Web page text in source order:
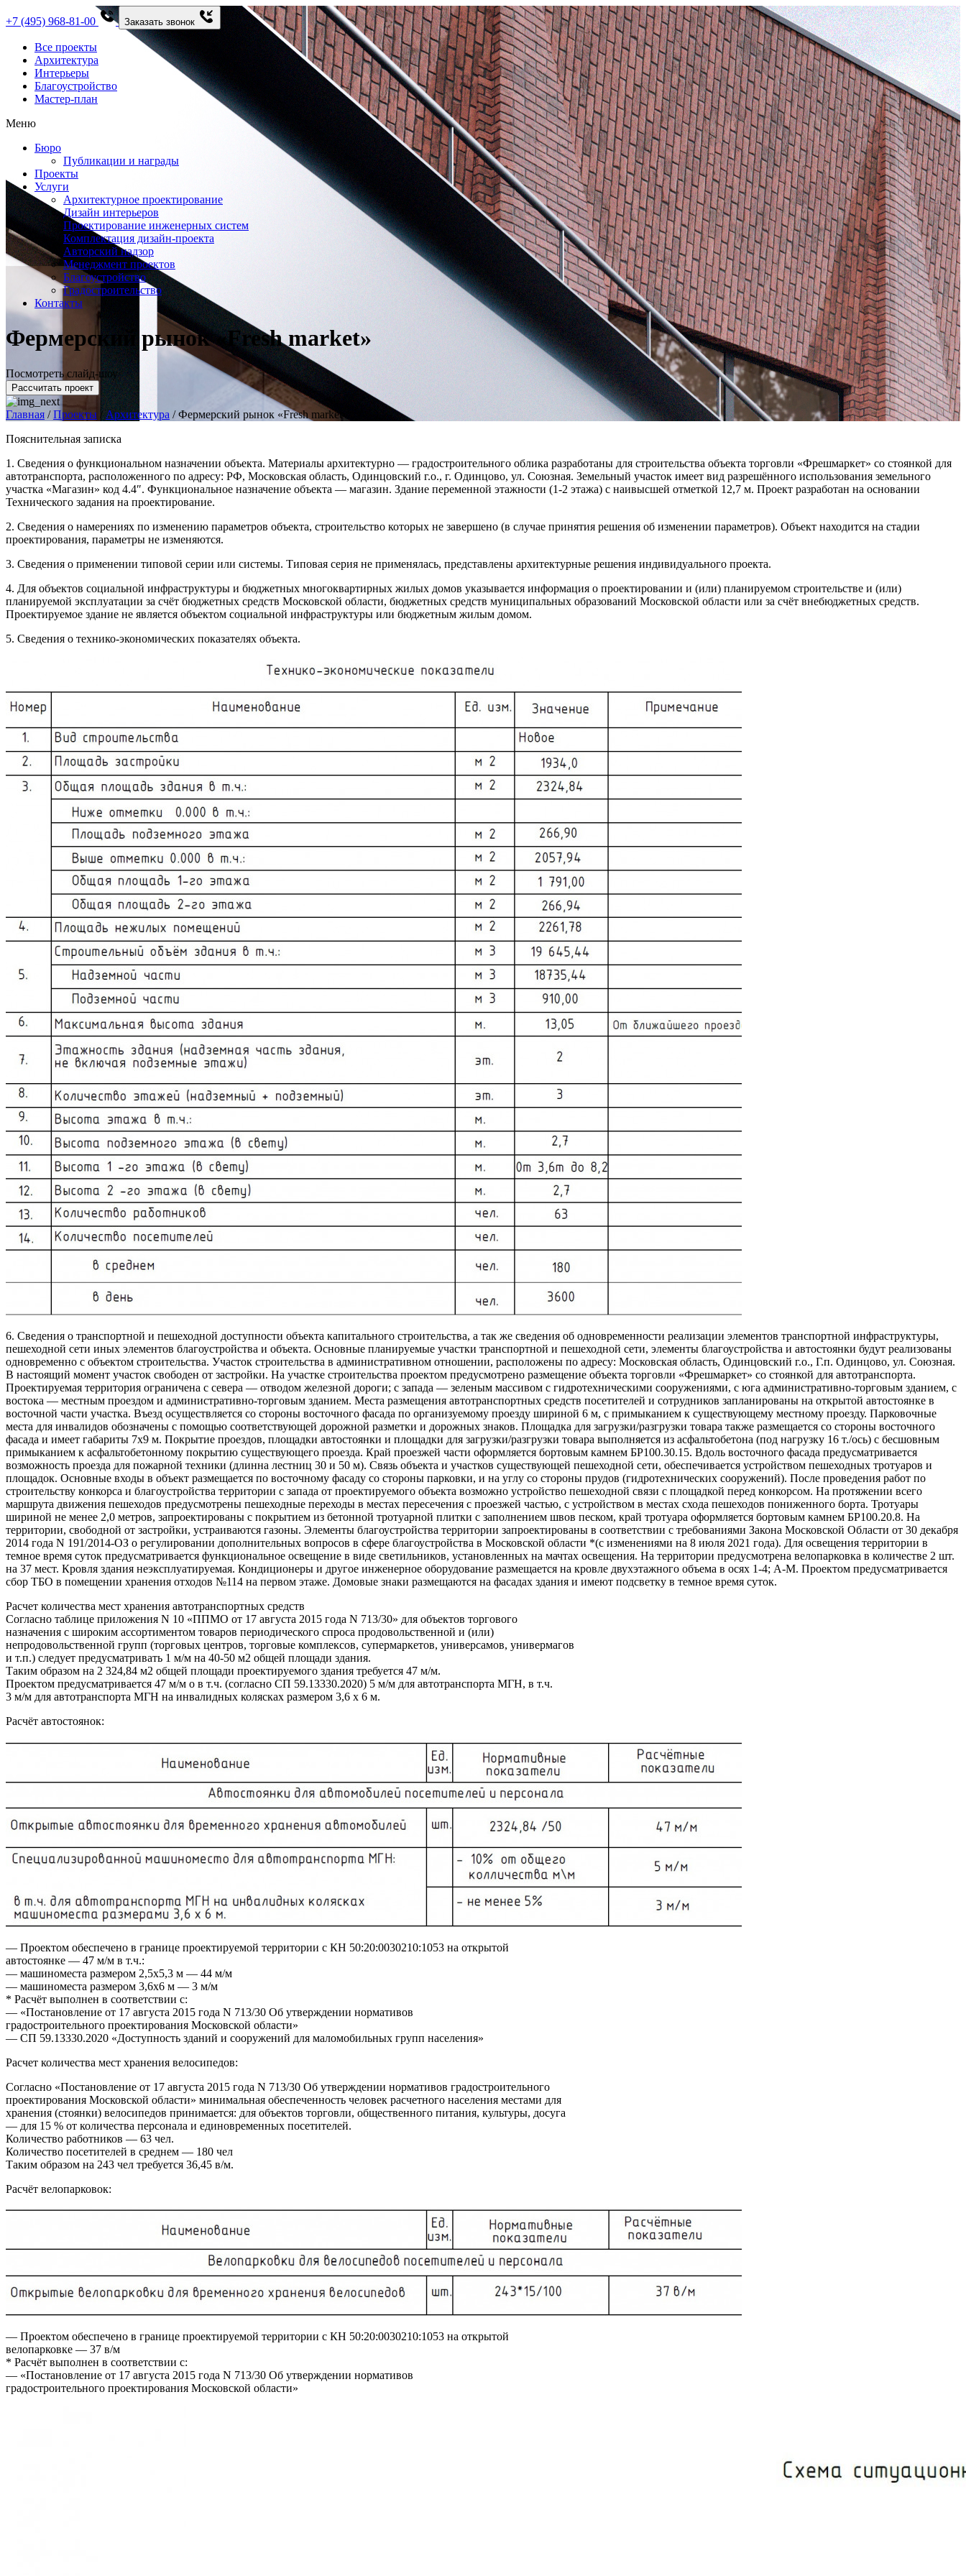
+7 (495) 968-81-00 Заказать звонок
Все проекты
Архитектура
Интерьеры
Благоустройство
Мастер-план
Меню
Бюро
Публикации и награды
Проекты
Услуги
Архитектурное проектирование
Дизайн интерьеров
Проектирование инженерных систем
Комплектация дизайн-проекта
Авторский надзор
Менеджмент проектов
Благоустройство
Градостроительство
Контакты
Фермерский рынок «Fresh market»
Посмотреть слайд-шоу
Рассчитать проект
Главная /Проекты /Архитектура /Фермерский рынок «Fresh market»
Пояснительная записка
1. Сведения о функциональном назначении объекта. Материалы архитектурно — градостроительного облика разработаны для строительства объекта торговли «Фрешмаркет» со стоянкой для
автотранспорта, расположенного по адресу: РФ, Московская область, Одинцовский г.о., г. Одинцово, ул. Союзная. Земельный участок имеет вид разрешённого использования земельного
участка «Магазин» код 4.4″. Функциональное назначение объекта — магазин. Здание переменной этажности (1-2 этажа) с наивысшей отметкой 12,7 м. Проект разработан на основании
Технического задания на проектирование.
2. Сведения о намерениях по изменению параметров объекта, строительство которых не завершено (в случае принятия решения об изменении параметров). Объект находится на стадии
проектирования, параметры не изменяются.
3. Сведения о применении типовой серии или системы. Типовая серия не применялась, представлены архитектурные решения индивидуального проекта.
4. Для объектов социальной инфраструктуры и бюджетных многоквартирных жилых домов указывается информация о проектировании и (или) планируемом строительстве и (или)
планируемой эксплуатации за счёт бюджетных средств Московской области, бюджетных средств муниципальных образований Московской области или за счёт внебюджетных средств.
Проектируемое здание не является объектом социальной инфраструктуры или бюджетным жилым домом.
5. Сведения о технико-экономических показателях объекта.
6. Сведения о транспортной и пешеходной доступности объекта капитального строительства, а так же сведения об одновременности реализации элементов транспортной инфраструктуры,
пешеходной сети иных элементов благоустройства и объекта. Основные планируемые участки транспортной и пешеходной сети, элементы благоустройства и автостоянки будут реализованы
одновременно с объектом строительства. Участок строительства в административном отношении, расположены по адресу: Московская область, Одинцовский г.о., Г.п. Одинцово, ул. Союзная.
В настоящий момент участок свободен от застройки. На участке строительства проектом предусмотрено размещение объекта торговли «Фрешмаркет» со стоянкой для автотранспорта.
Проектируемая территория ограничена с севера — отводом железной дороги; с запада — зеленым массивом с гидротехническими сооружениями, с юга административно-торговым зданием, с
востока — местным проездом и административно-торговым зданием. Места размещения автотранспортных средств посетителей и сотрудников запланированы на открытой автостоянке в
восточной части участка. Въезд осуществляется со стороны восточного фасада по организуемому проезду шириной 6 м, с примыканием к существующему местному проезду. Парковочные
места для инвалидов обозначены с помощью соответствующей дорожной разметки и дорожных знаков. Площадка для загрузки/разгрузки товара также размещается со стороны восточного
фасада и имеет габариты 7х9 м. Покрытие проездов, площадки автостоянки и площадки для загрузки/разгрузки товара выполняется из асфальтобетона (под нагрузку 16 т./ось) с бесшовным
примыканием к асфальтобетонному покрытию существующего проезда. Край проезжей части оформляется бортовым камнем БР100.30.15. Вдоль восточного фасада предусматривается
возможность проезда для пожарной техники (длинна лестниц 30 и 50 м). Связь объекта и участков существующей пешеходной сети, обеспечивается устройством пешеходных тротуаров и
площадок. Основные входы в объект размещается по восточному фасаду со стороны парковки, и на углу со стороны прудов (гидротехнических сооружений). После проведения работ по
строительству конкорса и благоустройства территории с запада от проектируемого объекта возможно устройство пешеходной связи с площадкой перед конкорсом. На протяжении всего
маршрута движения пешеходов предусмотрены пешеходные переходы в местах пересечения с проезжей частью, с устройством в местах схода пешеходов пониженного борта. Тротуары
шириной не менее 2,0 метров, запроектированы с покрытием из бетонной тротуарной плитки c заполнением швов песком, край тротуара оформляется бортовым камнем БР100.20.8. На
территории, свободной от застройки, устраиваются газоны. Элементы благоустройства территории запроектированы в соответствии с требованиями Закона Московской Области от 30 декабря
2014 года N 191/2014-ОЗ о регулировании дополнительных вопросов в сфере благоустройства в Московской области *(с изменениями на 8 июля 2021 года). Для освещения территории в
темное время суток предусматривается функциональное освещение в виде светильников, установленных на мачтах освещения. На территории предусмотрена велопарковка в количестве 2 шт.
на 37 мест. Кровля здания неэксплуатируемая. Кондиционеры и другое инженерное оборудование размещается на кровле двухэтажного объема в осях 1-4; А-М. Проектом предусматривается
сбор ТБО в помещении хранения отходов №114 на первом этаже. Домовые знаки размещаются на фасадах здания и имеют подсветку в темное время суток.
Расчет количества мест хранения автотранспортных средств
Согласно таблице приложения N 10 «ППМО от 17 августа 2015 года N 713/30» для объектов торгового
назначения с широким ассортиментом товаров периодического спроса продовольственной и (или)
непродовольственной групп (торговых центров, торговые комплексов, супермаркетов, универсамов, универмагов
и т.п.) следует предусматривать 1 м/м на 40-50 м2 общей площади здания.
Таким образом на 2 324,84 м2 общей площади проектируемого здания требуется 47 м/м.
Проектом предусматривается 47 м/м о в т.ч. (согласно СП 59.13330.2020) 5 м/м для автотранспорта МГН, в т.ч.
3 м/м для автотранспорта МГН на инвалидных колясках размером 3,6 x 6 м.
Расчёт автостоянок:
— Проектом обеспечено в границе проектируемой территории c КН 50:20:0030210:1053 на открытой
автостоянке — 47 м/м в т.ч.:
— машиноместа размером 2,5х5,3 м — 44 м/м
— машиноместа размером 3,6х6 м — 3 м/м
* Расчёт выполнен в соответствии с:
— «Постановление от 17 августа 2015 года N 713/30 Об утверждении нормативов
градостроительного проектирования Московской области»
— СП 59.13330.2020 «Доступность зданий и сооружений для маломобильных групп населения»
Расчет количества мест хранения велосипедов:
Согласно «Постановление от 17 августа 2015 года N 713/30 Об утверждении нормативов градостроительного
проектирования Московской области» минимальная обеспеченность человек расчетного населения местами для
хранения (стоянки) велосипедов принимается: для объектов торговли, общественного питания, культуры, досуга
— для 15 % от количества персонала и единовременных посетителей.
Количество работников — 63 чел.
Количество посетителей в среднем — 180 чел
Таким образом на 243 чел требуется 36,45 в/м.
Расчёт велопарковок:
— Проектом обеспечено в границе проектируемой территории c КН 50:20:0030210:1053 на открытой
велопарковке — 37 в/м
* Расчёт выполнен в соответствии с:
— «Постановление от 17 августа 2015 года N 713/30 Об утверждении нормативов
градостроительного проектирования Московской области»